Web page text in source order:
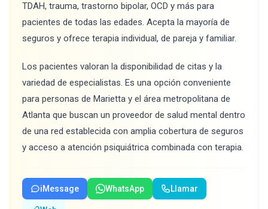
TDAH, trauma, trastorno bipolar, OCD y más para
pacientes de todas las edades. Acepta la mayoría de
seguros y ofrece terapia individual, de pareja y familiar.
Los pacientes valoran la disponibilidad de citas y la
variedad de especialistas. Es una opción conveniente
para personas de Marietta y el área metropolitana de
Atlanta que buscan un proveedor de salud mental dentro
de una red establecida con amplia cobertura de seguros
y acceso a atención psiquiátrica combinada con terapia.
iMessage WhatsApp Llamar